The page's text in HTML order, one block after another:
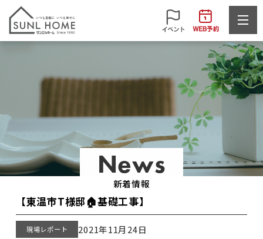
News
新着情報
【東温市T様邸🏠基礎工事】
現場レポート 2021年11月24日